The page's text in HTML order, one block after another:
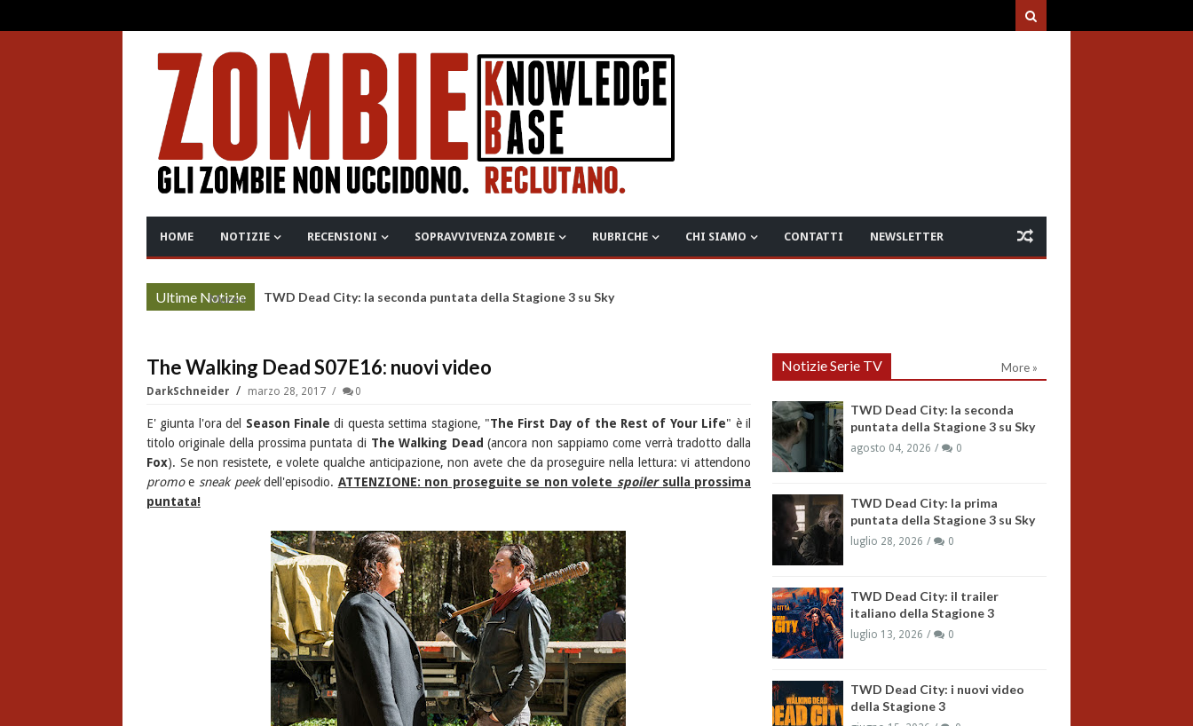
HOME NOTIZIE RECENSIONI SOPRAVVIVENZA ZOMBIE RUBRICHE CHI SIAMO CONTATTI NEWSLETTER
Ultime Notizie
More » TWD Dead City: la seconda puntata della Stagione 3 su Sky
The Walking Dead S07E16: nuovi video
DarkSchneider marzo 28, 2017 0
E' giunta l'ora del Season Finale di questa settima stagione, "The First Day of the Rest of Your Life" è il
titolo originale della prossima puntata di The Walking Dead (ancora non sappiamo come verrà tradotto dalla
Fox). Se non resistete, e volete qualche anticipazione, non avete che da proseguire nella lettura: vi attendono
promoe sneak peekdell'episodio. ATTENZIONE: non proseguite se non volete spoilersulla prossima
puntata!
Notizie Serie TV More »
TWD Dead City: la seconda
puntata della Stagione 3 su Sky
agosto 04, 2026 0
TWD Dead City: la prima
puntata della Stagione 3 su Sky
luglio 28, 2026 0
TWD Dead City: il trailer
italiano della Stagione 3
luglio 13, 2026 0
TWD Dead City: i nuovi video
della Stagione 3